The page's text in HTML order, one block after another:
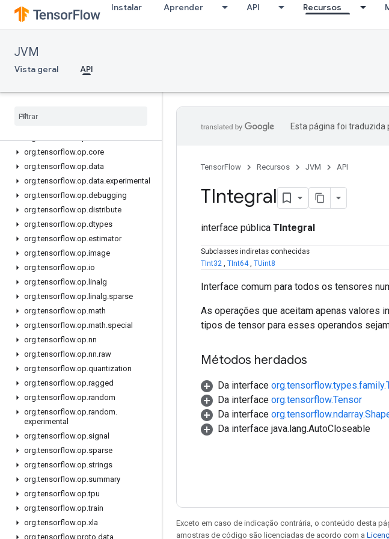
Instalar Aprender API Recursos
JVM
Vista geral API
org.tensorflow.ndarray.impl.dense
org.tensorflow.ndarray.impl.dimension
org.tensorflow.ndarray.index
org.tensorflow.op
org.tensorflow.op.audio
org.tensorflow.op.core
org.tensorflow.op.data
org.tensorflow.op.data.experimental
org.tensorflow.op.debugging
org.tensorflow.op.distribute
org.tensorflow.op.dtypes
org.tensorflow.op.estimator
org.tensorflow.op.image
org.tensorflow.op.io
org.tensorflow.op. linalg
org.tensorflow.op. linalg.sparse
org.tensorflow.op.math
org.tensorflow.op.math.special
org.tensorflow.op.nn
org.tensorflow.op.nn.raw
org.tensorflow.op.quantization
org.tensorflow.op.ragged
org.tensorflow.op.random
org.tensorflow.op.random.
experimental
org.tensorflow.op.signal
org.tensorflow.op.sparse
org.tensorflow.op.strings
org.tensorflow.op.summary
org.tensorflow.op.tpu
org.tensorflow.op.train
org.tensorflow.op.xla
org .tensorflow.proto data
Esta página foi traduzida
TensorFlow Recursos JVM API
TIntegral
interface pública TIntegral
Subclasses indiretas conhecidas
TInt32 , TInt64, TUint8
Interface comum para todos os tensores
As operações que aceitam apenas valores
tipos de tensor para esses operandos
Métodos herdados
Da interface
Da interface org.tensorflow.Tensor
Da interface
Da interface java.lang.AutoCloseable
Exceto em caso de indicação contrária, o conteúdo desta
amostras de código são licenciadas de acordo com a